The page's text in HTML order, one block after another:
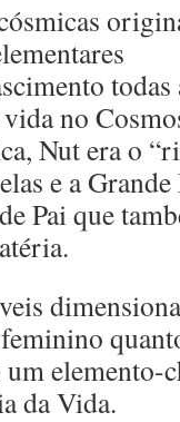
todas
no
Nut era o
e a
Pai que
elemento-
da Vida.